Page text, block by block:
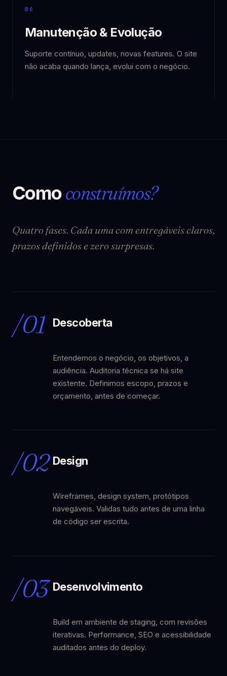
06
Manutenção & Evolução
Suporte contínuo, updates, novas features. O site
não acaba quando lança, evolui com o negócio.
Comoconstruímos?
Quatro fases. Cada uma com entregáveis claros,
prazos definidos e zero surpresas.
/01 Descoberta
Entendemos o negócio, os objetivos, a
audiência. Auditoria técnica se há site
existente. Definimos escopo, prazos e
orçamento, antes de começar.
/02 Design
Wireframes, design system, protótipos
navegáveis. Validas tudo antes de uma linha
de código ser escrita.
/03 Desenvolvimento
Build em ambiente de staging, com revisões
iterativas. Performance, SEO e acessibilidade
auditados antes do deploy.